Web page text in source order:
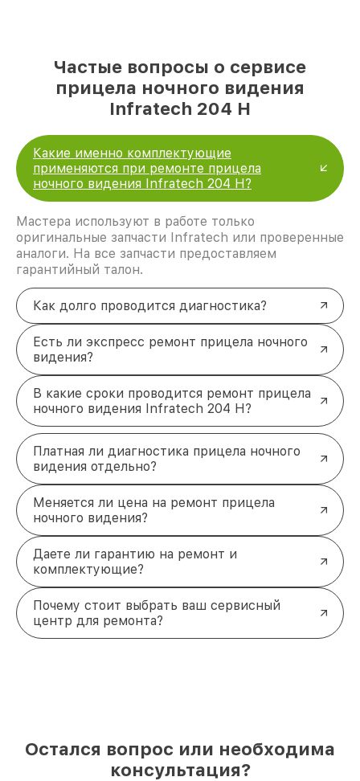
Частые вопросы о сервисе
прицела ночного видения
Infratech 204 Н
Какие именно комплектующие
применяются при ремонте прицела
ночного видения Infratech 204 Н?
Мастера используют в работе только
оригинальные запчасти Infratech или проверенные
аналоги. На все запчасти предоставляем
гарантийный талон.
Как долго проводится диагностика?
Есть ли экспресс ремонт прицела ночного
видения?
В какие сроки проводится ремонт прицела
ночного видения Infratech 204 Н?
Платная ли диагностика прицела ночного
видения отдельно?
Меняется ли цена на ремонт прицела
ночного видения?
Даете ли гарантию на ремонт и
комплектующие?
Почему стоит выбрать ваш сервисный
центр для ремонта?
Остался вопрос или необходима
консультация?